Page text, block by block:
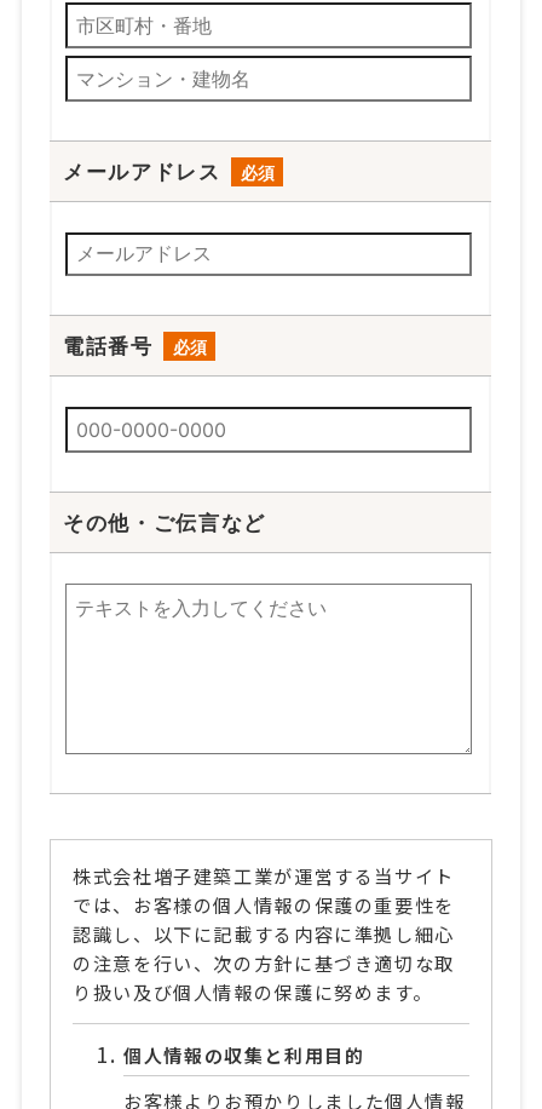
メールアドレス
電話番号
その他・ご伝言など
株式会社増子建築工業が運営する当サイト
では、お客様の個人情報の保護の重要性を
認識し、以下に記載する内容に準拠し細心
の注意を行い、次の方針に基づき適切な取
り扱い及び個人情報の保護に努めます。
個人情報の収集と利用目的
お客様よりお預かりしました個人情報